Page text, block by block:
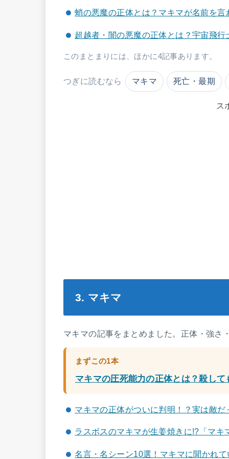
蛸の悪魔の正体とは？マキマが名前を言
超越者・闇の悪魔の正体とは？宇宙飛
このまとまりには、ほかに4記事あります。
つぎに読むなら マキマ 死亡・最期
ス
3. マキマ
マキマの記事をまとめました。正体・強さ
まずこの1本
マキマの圧死能力の正体とは？殺し
マキマの正体がついに判明！？実は敵
ラスボスのマキマが生姜焼きに!?「マ
名言・名シーン10選！マキマに聞かれ